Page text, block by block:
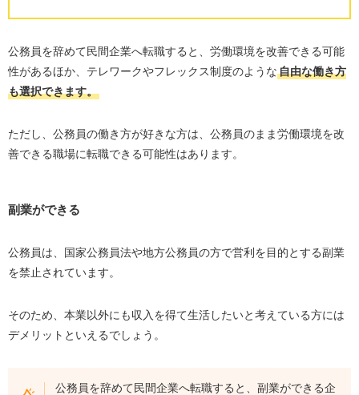
公務員を辞めて民間企業へ転職すると、労働環境を改善できる可能
性があるほか、テレワークやフレックス制度のような自由な働き方
も選択できます。
ただし、公務員の働き方が好きな方は、公務員のまま労働環境を改
善できる職場に転職できる可能性はあります。
副業ができる
公務員は、国家公務員法や地方公務員の方で営利を目的とする副業
を禁止されています。
そのため、本業以外にも収入を得て生活したいと考えている方には
デメリットといえるでしょう。
公務員を辞めて民間企業へ転職すると、副業ができる企